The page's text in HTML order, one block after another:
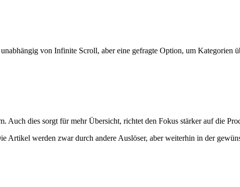
von Infinite Scroll, aber eine gefragte Option, um Kategorien
Auch dies sorgt für mehr Übersicht, richtet den Fokus stärker auf die
werden zwar durch andere Auslöser, aber weiterhin in der